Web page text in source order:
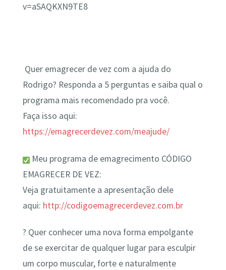
v=aSAQKXN9TE8
Quer emagrecer de vez com a ajuda do
Rodrigo? Responda a 5 perguntas e saiba qual o
programa mais recomendado pra você.
Faça isso aqui:
https://emagrecerdevez.com/meajude/
Meu programa de emagrecimento CÓDIGO
EMAGRECER DE VEZ:
Veja gratuitamente a apresentação dele
aqui: http://codigoemagrecerdevez.com.br
? Quer conhecer uma nova forma empolgante
de se exercitar de qualquer lugar para esculpir
um corpo muscular, forte e naturalmente